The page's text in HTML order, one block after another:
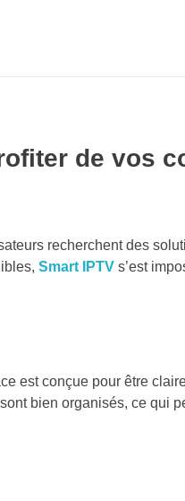
de vos
recherchent des
Smart IPTV s’est
est conçue pour être
bien organisés, ce qui